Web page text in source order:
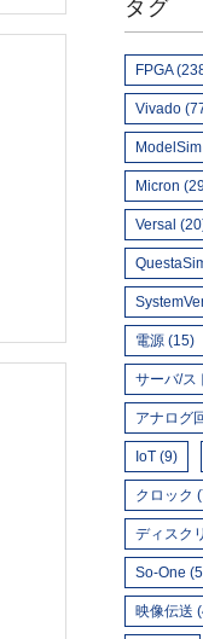
タグ
FPGA
Vivado
Micron
Versal
電源 (15)
サーバ/ス
アナログ
IoT (9)
クロック
ディスク
So-One
映像伝送